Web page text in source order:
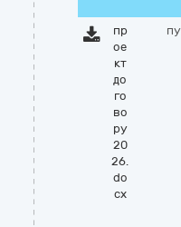
пр
ое
кт
до
го
во
ру
20
26.
do
cx